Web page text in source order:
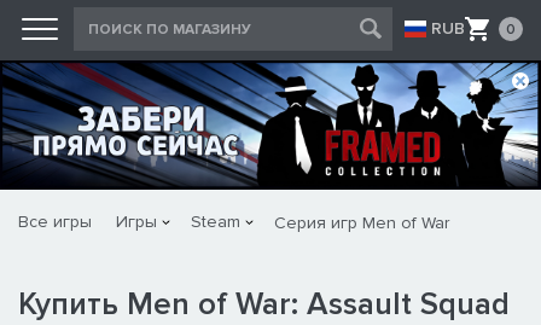
RUB 0
Все игры Игры Steam Серия игр Men of War
Купить Men of War: Assault Squad